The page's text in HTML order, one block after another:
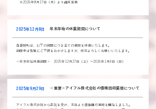
※2026年8月17日（月）より通常営業
2025年12月8日 年末年始の休業期間について
当事務所は、以下の期間につき全ての業務を休業いたします。
期間中は皆様にご不便をおかけしますが、何卒よろしくお願いいたします。
＜年末年始休業期間＞ 2025年12月27日（土）～2026年1月4日（日）
2025年9月29日 ＜重要＞アイフル株式会社の債権回収業務について
アイフル株式会社から委託を受け、本日より債権回収業務を開始しました。